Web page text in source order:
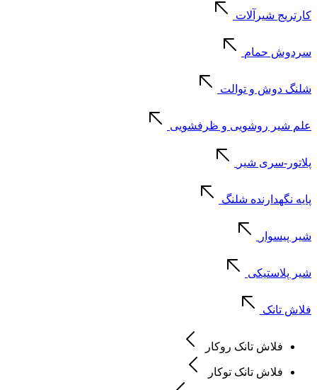
کارتریج شیرآلات
سردوش حمام
شلنگ دوش و توالت
علم شیر روشویی و ظرفشویی
پلاتور-سری شیر
پایه نگهدارنده شلنگ
شیر پیسوار
شیر پلاستیکی
فلاش تانک
فلاش تانک روکار
فلاش تانک توکار